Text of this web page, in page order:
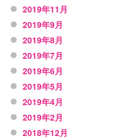
2019年11月
2019年9月
2019年8月
2019年7月
2019年6月
2019年5月
2019年4月
2019年2月
2018年12月